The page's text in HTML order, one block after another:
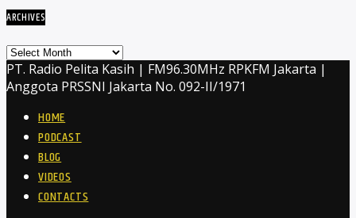
ARCHIVES
Archives
PT. Radio Pelita Kasih | FM96.30MHz RPKFM Jakarta |
Anggota PRSSNI Jakarta No. 092-II/1971
HOME
PODCAST
BLOG
VIDEOS
CONTACTS